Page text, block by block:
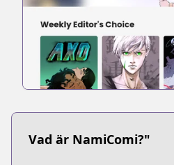
Vad är NamiComi?"